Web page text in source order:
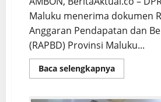
Maluku menerima dokumen
Anggaran Pendapatan dan
(RAPBD) Provinsi Maluku...
Baca selengkapnya